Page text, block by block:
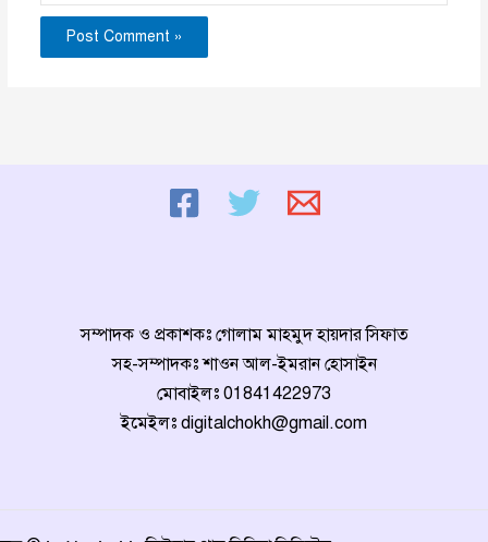
সম্পাদক ও প্রকাশকঃ গোলাম মাহমুদ হায়দার সিফাত
সহ-সম্পাদকঃ শাওন আল-ইমরান হোসাইন
মোবাইলঃ 01841422973
ইমেইলঃ digitalchokh@gmail.com